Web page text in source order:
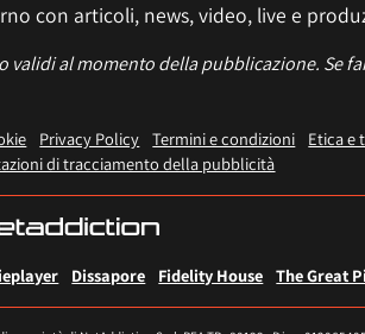
con articoli, news, video, live e
validi al momento della pubblicazione. Se
Privacy Policy Termini e condizioni Etica e
di tracciamento della pubblicità
Dissapore Fidelity House The Great